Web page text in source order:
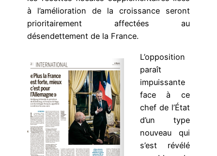
à l’amélioration de la croissance seront
prioritairement affectées au
désendettement de la France.
L’opposition
paraît
impuissante
face à ce
chef de l’État
d’un type
nouveau qui
s’est révélé